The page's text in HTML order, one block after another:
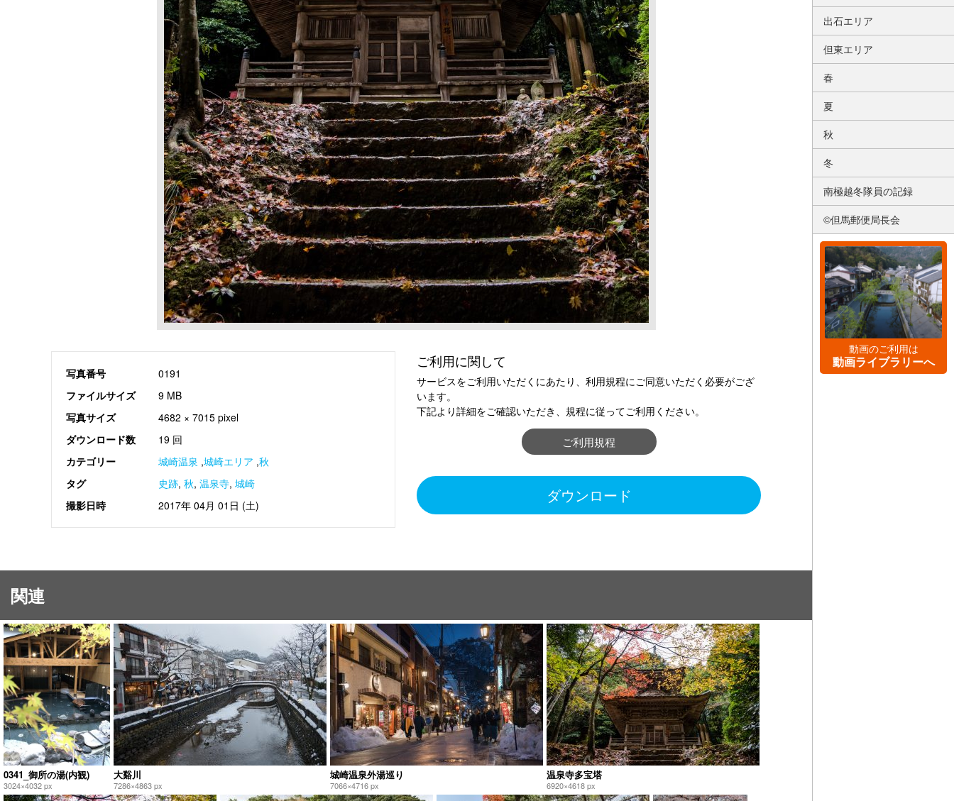
写真番号
0191
ファイルサイズ
9 MB
写真サイズ
4682 × 7015 pixel
ダウンロード数
19 回
カテゴリー
城崎温泉 ,城崎エリア ,秋
タグ
史跡, 秋, 温泉寺, 城崎
撮影日時
2017年 04月 01日 (土)
ご利用に関して
サービスをご利用いただくにあたり、利用規程にご同意いただく必要がござ
います。
下記より詳細をご確認いただき、規程に従ってご利用ください。
ご利用規程
ダウンロード
関連
0341_御所の湯(内観)
3024×4032 px
大谿川
7286×4863 px
城崎温泉外湯巡り
7066×4716 px
温泉寺多宝塔
6920×4618 px
出石エリア
但東エリア
春
夏
秋
冬
南極越冬隊員の記録
©但馬郵便局長会
動画のご利用は
動画ライブラリーへ